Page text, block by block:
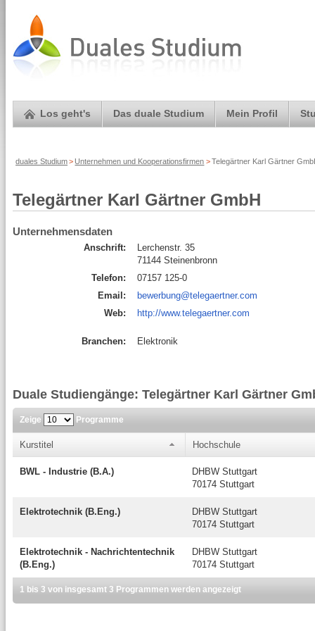
Los geht's Das duale Studium Mein Profil
duales Studium> Unternehmen und Kooperationsfirmen >Telegärtner Karl Gärtner
Telegärtner Karl Gärtner GmbH
Unternehmensdaten
Anschrift:
Lerchenstr. 35
71144 Steinenbronn
Telefon:
07157 125-0
Email:
bewerbung@telegaertner.com
Web:
http://www.telegaertner.com
Branchen: Elektronik
Duale Studiengänge: Telegärtner Karl Gärtner
Zeige Programme
Kurstitel Hochschule
BWL - Industrie (B.A.)
DHBW Stuttgart
70174 Stuttgart
Elektrotechnik (B.Eng.)
DHBW Stuttgart
70174 Stuttgart
Elektrotechnik - Nachrichtentechnik
(B.Eng.)
DHBW Stuttgart
70174 Stuttgart
1 bis 3 von insgesamt 3 Programmen werden angezeigt